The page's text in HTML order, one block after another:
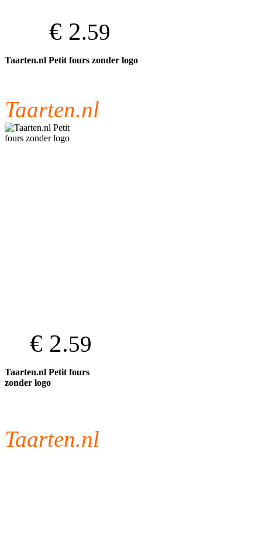
€ 2.59
Taarten.nl Petit fours zonder logo
Taarten.nl
€ 2.59
Taarten.nl Petit fours
zonder logo
Taarten.nl